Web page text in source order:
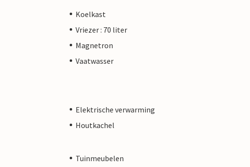
Koelkast
Vriezer : 70 liter
Magnetron
Vaatwasser
Elektrische verwarming
Houtkachel
Tuinmeubelen